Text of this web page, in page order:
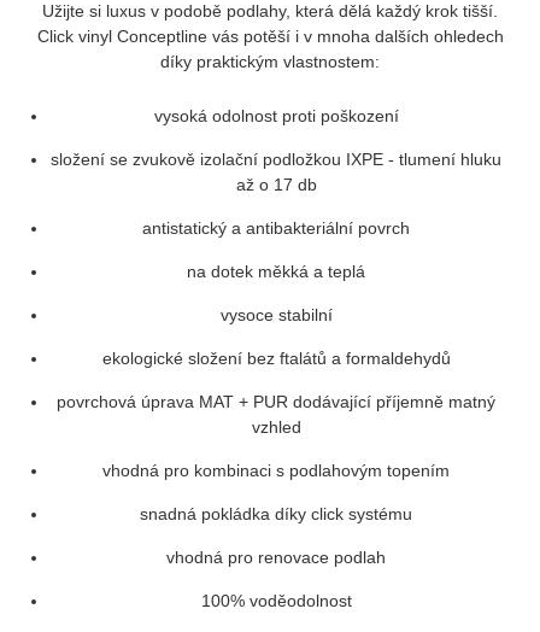
Užijte si luxus v podobě podlahy, která dělá každý krok tišší.
Click vinyl Conceptline vás potěší i v mnoha dalších ohledech
díky praktickým vlastnostem:
vysoká odolnost proti poškození
složení se zvukově izolační podložkou IXPE - tlumení hluku
až o 17 db
antistatický a antibakteriální povrch
na dotek měkká a teplá
vysoce stabilní
ekologické složení bez ftalátů a formaldehydů
povrchová úprava MAT + PUR dodávající příjemně matný
vzhled
vhodná pro kombinaci s podlahovým topením
snadná pokládka díky click systému
vhodná pro renovace podlah
100% voděodolnost